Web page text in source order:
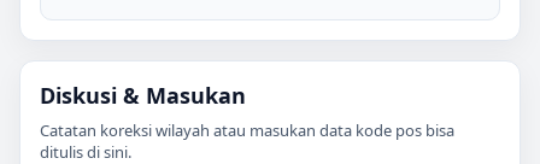
Diskusi & Masukan
Catatan koreksi wilayah atau masukan data kode pos bisa
ditulis di sini.